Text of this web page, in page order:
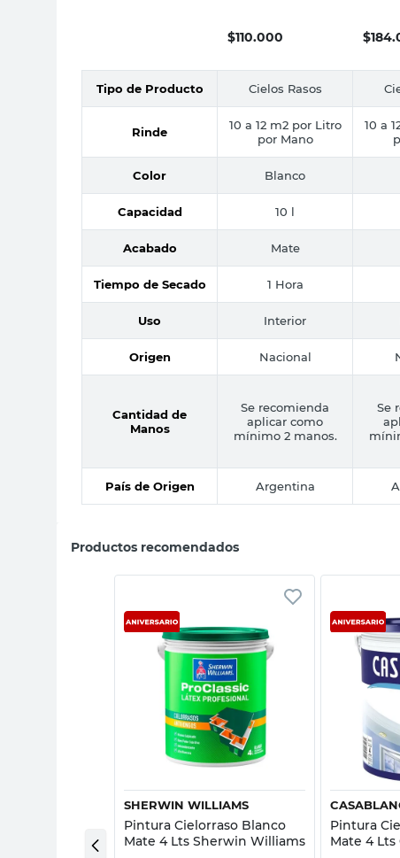
$110.000 $
Tipo de Producto Cielos Rasos
Rinde
10 a 12 m2 por Litro
por Mano
10 a
Color Blanco
Capacidad 10 l
Acabado Mate
Tiempo de Secado 1 Hora
Uso Interior
Origen Nacional
Cantidad de
Manos
Se recomienda
aplicar como
mínimo 2 manos.
Se
País de Origen Argentina
Productos recomendados
Vista rápida
SHERWIN WILLIAMS
Pintura Cielorraso Blanco
Mate 4 Lts Sherwin Williams
Pintura
Mate 4 Lts